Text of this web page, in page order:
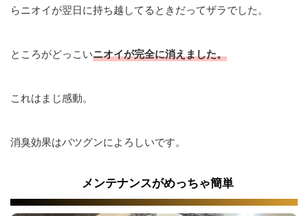
らニオイが翌日に持ち越してるときだってザラでした。
ところがどっこいニオイが完全に消えました。
これはまじ感動。
消臭効果はバツグンによろしいです。
メンテナンスがめっちゃ簡単